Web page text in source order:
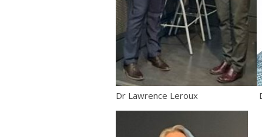
Dr Lawrence Leroux Dr